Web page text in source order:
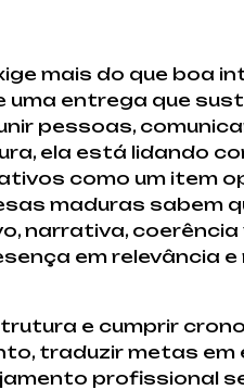
mais do que boa
entrega que
pessoas,
ela está lidando
como um item
maduras sabem
narrativa, coerência
em relevância
e cumprir
traduzir metas em
profissional